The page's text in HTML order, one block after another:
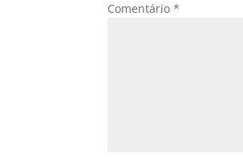
Comentário*